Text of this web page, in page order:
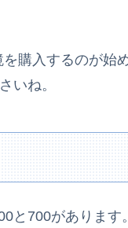
購入するのが始
いね。
と700があります。